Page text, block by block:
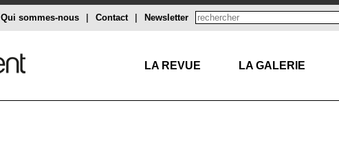
Newsletter
Contact
Qui sommes-nous
LA REVUE LA GALERIE